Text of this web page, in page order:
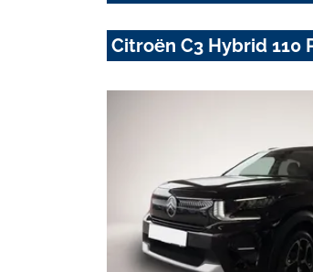
Citroën C3 Hybrid 110